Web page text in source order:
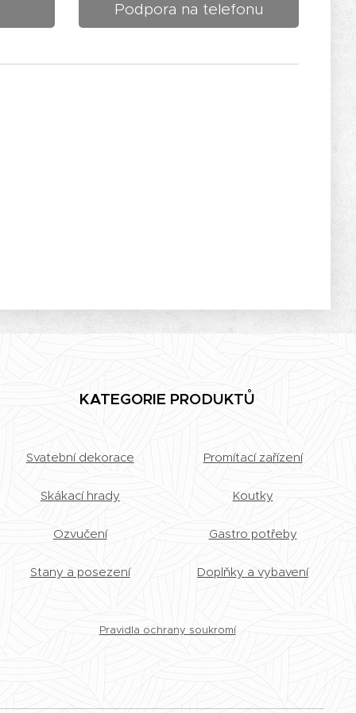
Podpora na telefonu
KATEGORIE PRODUKTŮ
Svatební dekorace
Skákací hrady
Ozvučení
Stany a posezení
Promítací zařízení
Koutky
Gastro potřeby
Doplňky a vybavení
Pravidla ochrany soukromí